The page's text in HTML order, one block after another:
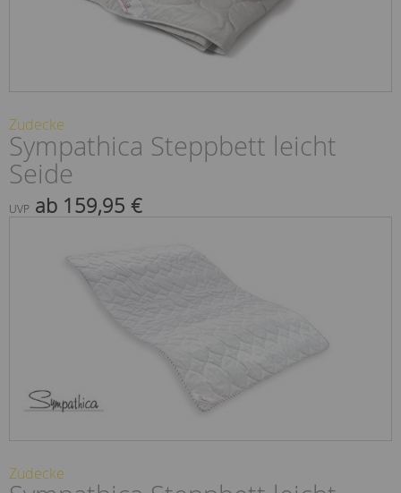
Zudecke
Sympathica Steppbett leicht
Seide
UVP ab 159,95 €
Zudecke